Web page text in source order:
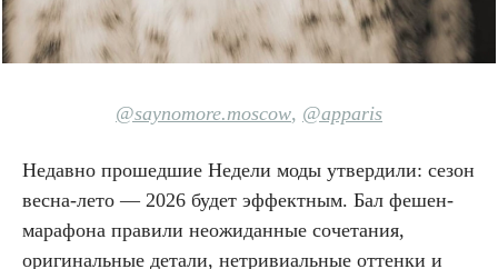
@saynomore.moscow, @apparis
Недавно прошедшие Недели моды утвердили: сезон
весна-лето — 2026 будет эффектным. Бал фешен-
марафона правили неожиданные сочетания,
оригинальные детали, нетривиальные оттенки и